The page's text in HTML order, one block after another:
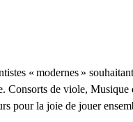
« modernes »
Consorts de viole,
pour la joie de jouer